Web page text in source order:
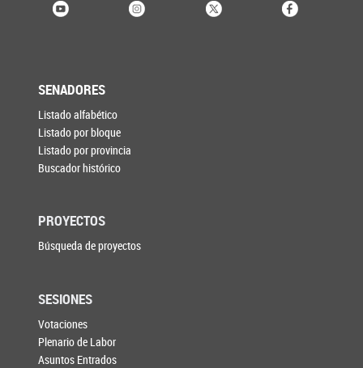
SENADORES
Listado alfabético
Listado por bloque
Listado por provincia
Buscador histórico
PROYECTOS
Búsqueda de proyectos
SESIONES
Votaciones
Plenario de Labor
Asuntos Entrados